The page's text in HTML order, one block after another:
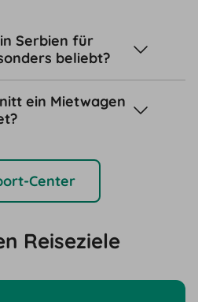
Serbien für
beliebt?
ein Mietwagen
Center
Reiseziele